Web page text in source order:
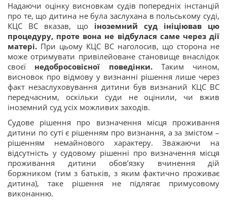
Надаючи оцінку висновкам судів попередніх інстанцій
про те, що дитина не була заслухана в польському суді,
КЦС ВС вказав, що іноземний суд ініціював цю
процедуру, проте вона не відбулася саме через дії
матері. При цьому КЦС ВС наголосив, що сторона не
може отримувати привілейоване становище внаслідок
своєї недобросовісної поведінки.Таким чином,
висновок про відмову у визнанні рішення лише через
факт незаслуховування дитини був визнаний КЦС ВС
передчасним, оскільки суди не оцінили, чи вжив
іноземний суд усіх можливих заходів.
Судове рішення про визначення місця проживання
дитини по суті є рішенням про визнання, а за змістом –
рішенням немайнового характеру. Зважаючи на
відсутність у судовому рішенні про визначення місця
проживання дитини обов’язку вчинення дій
боржником (тим з батьків, з яким фактично проживає
дитина), таке рішення не підлягає примусовому
виконанню.